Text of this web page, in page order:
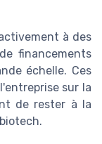
à des
financements
échelle. Ces
sur la
de rester à la